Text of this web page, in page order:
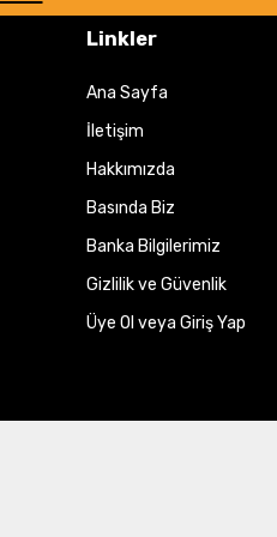
Linkler
Ana Sayfa
İletişim
Hakkımızda
Basında Biz
Banka Bilgilerimiz
Gizlilik ve Güvenlik
Üye Ol veya Giriş Yap